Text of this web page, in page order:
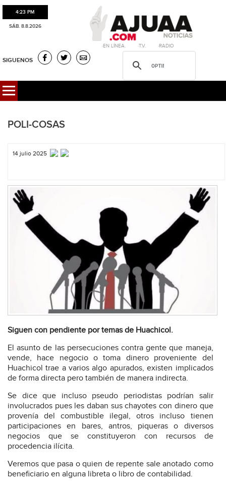
4:23 PM
SÁB. 8.8.2026
·EN LÍNEA. ·T.V. ·RADIO
SIGUENOS
POLI-COSAS
14 julio 2025
Siguen con pendiente por temas de Huachicol.
El asunto de las persecuciones contra gente que maneja,
vende, hace negocio o toma dinero proveniente del
Huachicol trae a varios algo apurados, existen implicados
de forma directa pero también de manera indirecta.
Se dice que incluso pseudo periodistas podrían salir
involucrados pues les daban sus chayotes con dinero que
provenía del combustible ilegal, otros incluso tienen
participaciones en bares, antros, piqueras o diversos
negocios que se constituyeron con recursos de
procedencia ilícita.
Veremos que pasa o quien de repente sale anotado como
beneficiario en alguna libreta o libro de contabilidad.